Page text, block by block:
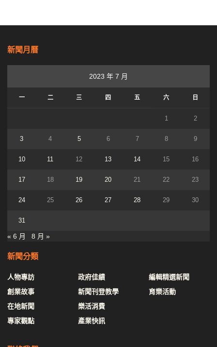
新聞月曆
2023 年 7 月
一 二 三 四 五 六 日
1 2
3 4 5 6 7 8 9
10 11 12 13 14 15 16
17 18 19 20 21 22 23
24 25 26 27 28 29 30
31
« 6 月 8 月 »
新聞分類
人物專訪
創業故事
在地新聞
專家觀點
政府佳績
新聞刊登教學
樂活消費
產業快訊
編輯精選新聞
育樂活動